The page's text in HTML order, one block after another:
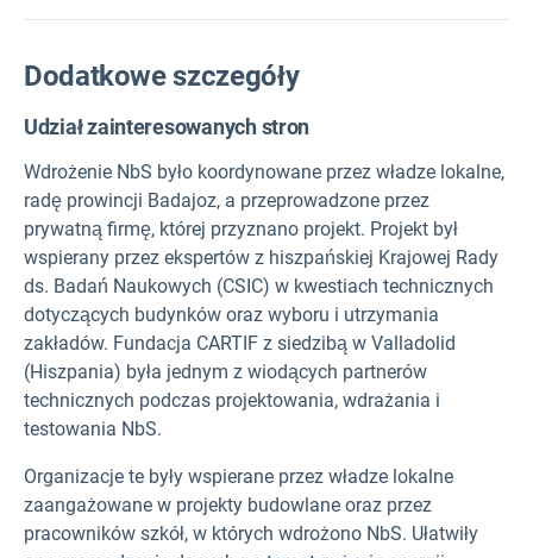
Dodatkowe szczegóły
Udział zainteresowanych stron
Wdrożenie NbS było koordynowane przez władze lokalne,
radę prowincji Badajoz, a przeprowadzone przez
prywatną firmę, której przyznano projekt. Projekt był
wspierany przez ekspertów z hiszpańskiej Krajowej Rady
ds. Badań Naukowych (CSIC) w kwestiach technicznych
dotyczących budynków oraz wyboru i utrzymania
zakładów. Fundacja CARTIF z siedzibą w Valladolid
(Hiszpania) była jednym z wiodących partnerów
technicznych podczas projektowania, wdrażania i
testowania NbS.
Organizacje te były wspierane przez władze lokalne
zaangażowane w projekty budowlane oraz przez
pracowników szkół, w których wdrożono NbS. Ułatwiły